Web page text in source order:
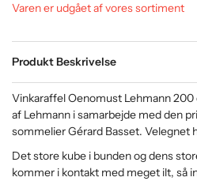
Varen er udgået af vores sortiment
Produkt Beskrivelse
Vinkaraffel Oenomust Lehmann
af Lehmann i samarbejde med den
sommelier Gérard Basset. Velegnet
Det store kube i bunden og dens
kommer i kontakt med meget ilt, så